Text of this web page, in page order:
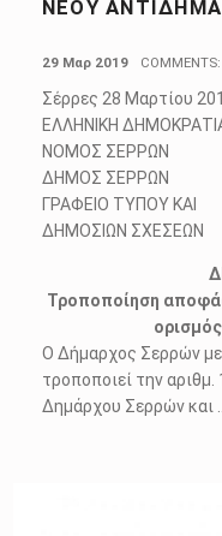
ΝΈΟΥ
29 Μαρ 2019 COMMENTS:
Σέρρες 28 Μαρτίου
ΕΛΛΗΝΙΚΗ
ΝΟΜΟΣ ΣΕΡΡΩΝ
ΔΗΜΟΣ ΣΕΡΡΩΝ
ΓΡΑΦΕΙΟ ΤΥΠΟΥ ΚΑΙ
ΔΗΜΟΣΙΩΝ ΣΧΕΣΕΩΝ
Τροποποίηση
Ο Δήμαρχος Σερρών
τροποποιεί την
Δημάρχου Σερρών και